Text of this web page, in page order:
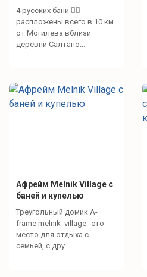
4 русских бани 🧖‍♀️
распложены всего в 10 км
от Могилева вблизи
деревни Салтано...
Афрейм Melnik Village с
баней и купелью
Треугольный домик A-
frame melnik_village_ это
место для отдыха с
семьей, с дру...